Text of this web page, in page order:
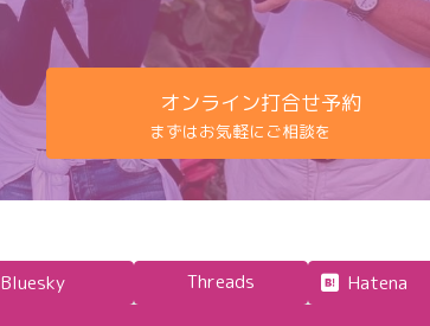
オンライン打合せ予約
まずはお気軽にご相談を
Bluesky Threads Hatena